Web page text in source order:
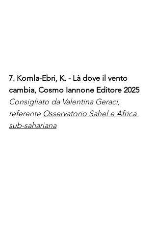
7. Komla-Ebri, K. - Là dove il vento
cambia, Cosmo Iannone Editore 2025
Consigliato da Valentina Geraci,
referente Osservatorio Sahel e Africa
sub-sahariana